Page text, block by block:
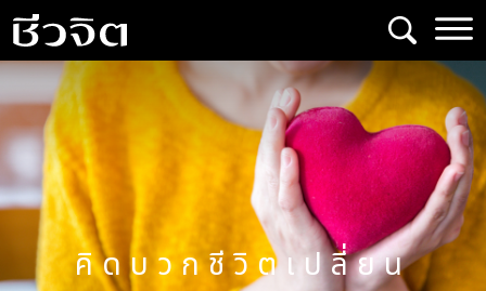
Skip
to
content
คิดบวกชีวิตเปลี่ยน